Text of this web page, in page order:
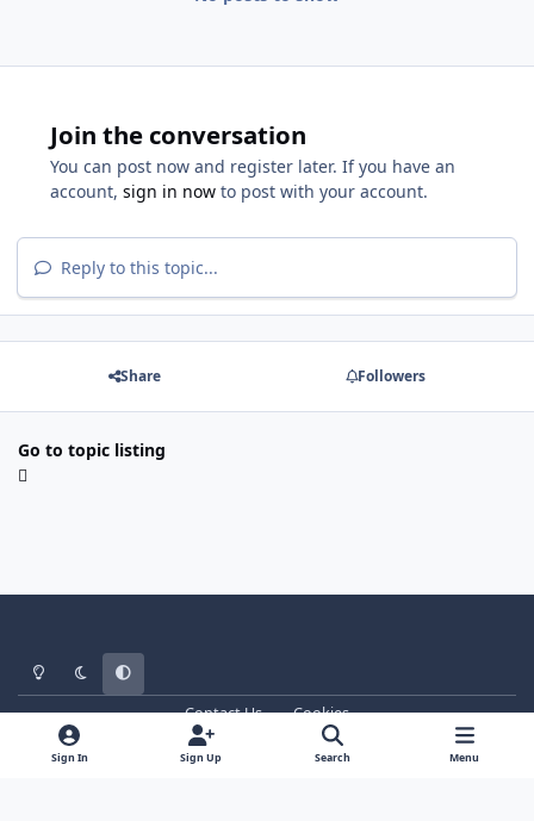
Join the conversation
You can post now and register later. If you have an
account, sign in now to post with your account.
Reply to this topic...
Share Followers
Go to topic listing
Light ModeDark ModeSystem Preference
Contact Us
Cookies
WT - http://www.ebattle.net
Powered byInvision Community
Sign In Sign Up Search Menu